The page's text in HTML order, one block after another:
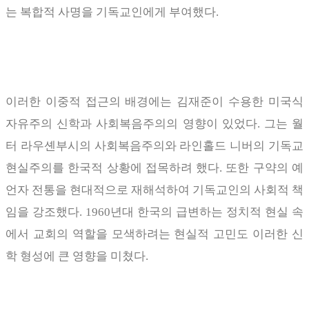
는 복합적 사명을 기독교인에게 부여했다.
이러한 이중적 접근의 배경에는 김재준이 수용한 미국식
자유주의 신학과 사회복음주의의 영향이 있었다. 그는 월
터 라우셴부시의 사회복음주의와 라인홀드 니버의 기독교
현실주의를 한국적 상황에 접목하려 했다. 또한 구약의 예
언자 전통을 현대적으로 재해석하여 기독교인의 사회적 책
임을 강조했다. 1960년대 한국의 급변하는 정치적 현실 속
에서 교회의 역할을 모색하려는 현실적 고민도 이러한 신
학 형성에 큰 영향을 미쳤다.